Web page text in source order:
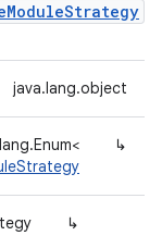
java.lang.object
↳
↳